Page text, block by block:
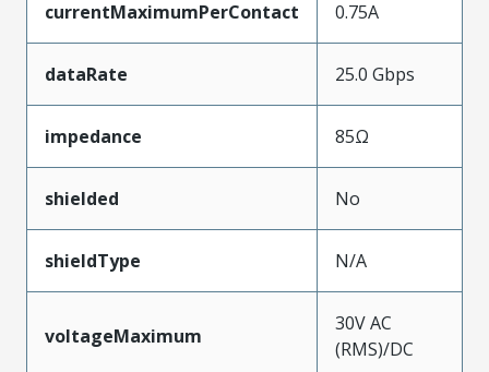
currentMaximumPerContact 0.75A
dataRate 25.0 Gbps
impedance 85Ω
shielded No
shieldType N/A
voltageMaximum
30V AC
(RMS)/DC